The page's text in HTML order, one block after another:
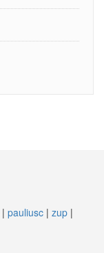
| pauliusc | zup |